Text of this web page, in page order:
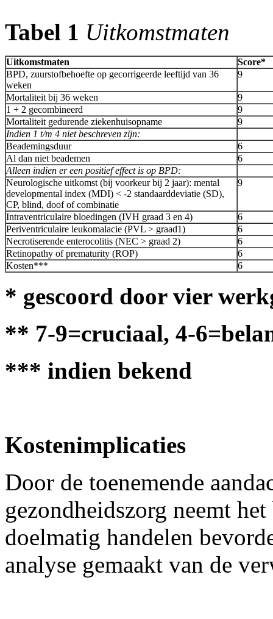
Tabel 1 Uitkomstmaten
Uitkomstmaten
Score*
BPD, zuurstofbehoefte op gecorrigeerde leeftijd van 36
weken
9
Mortaliteit bij 36 weken
9
1 + 2 gecombineerd
9
Mortaliteit gedurende ziekenhuisopname
9
Indien 1 t/m 4 niet beschreven zijn:
Beademingsduur
6
Al dan niet beademen
6
Alleen indien er een positief effect is op BPD:
Neurologische uitkomst (bij voorkeur bij 2 jaar): mental
developmental index (MDI) < -2 standaarddeviatie (SD),
CP, blind, doof of combinatie
9
Intraventriculaire bloedingen (IVH graad 3 en 4)
6
Periventriculaire leukomalacie (PVL > graad1)
6
Necrotiserende enterocolitis (NEC > graad 2)
6
Retinopathy of prematurity (ROP)
6
Kosten***
6
* gescoord door vier
** 7-9=cruciaal, 4-
*** indien bekend
Kostenimplicaties
Door de toenemende
gezondheidszorg neemt
doelmatig handelen
analyse gemaakt van de